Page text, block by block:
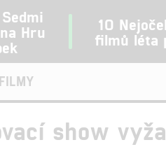
Hru
10
filmů léta
FILMY
show